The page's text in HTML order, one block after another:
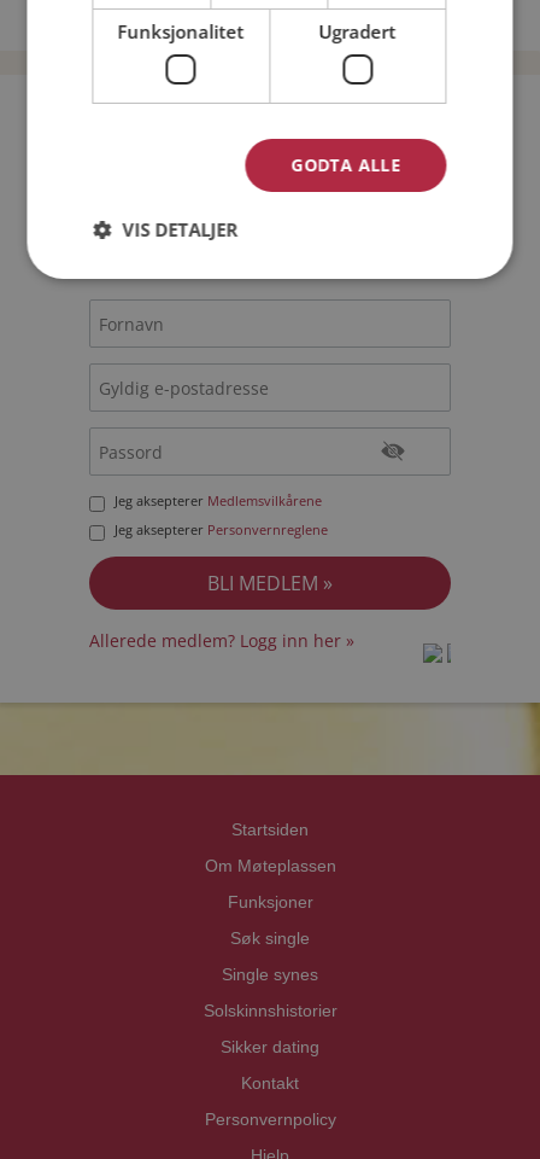
Date menn i Norge
Mann Kvinne
Jeg aksepterer Medlemsvilkårene
Jeg aksepterer Personvernreglene
Allerede medlem? Logg inn her »
Startsiden
Om Møteplassen
Funksjoner
Søk single
Single synes
Solskinnshistorier
Sikker dating
Kontakt
Personvernpolicy
Funksjonalitet Ugradert
GODTA ALLE
VIS DETALJER